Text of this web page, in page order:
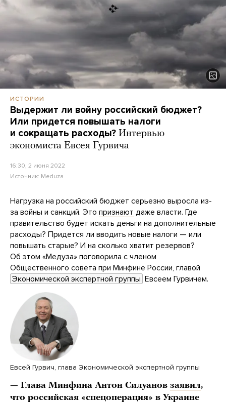
ИСТОРИИ
Выдержит ли войну российский бюджет?
Или придется повышать налоги
и сокращать расходы? Интервью
экономиста Евсея Гурвича
16:30, 2 июня 2022
Источник: Meduza
Нагрузка на российский бюджет серьезно выросла из-
за войны и санкций. Это признают даже власти. Где
правительство будет искать деньги на дополнительные
расходы? Придется ли вводить новые налоги — или
повышать старые? И на сколько хватит резервов?
Об этом «Медуза» поговорила с членом
Общественного совета при Минфине России, главой
Экономической экспертной группы Евсеем Гурвичем.
Евсей Гурвич, глава Экономической экспертной группы
— Глава Минфина Антон Силуанов заявил,
что российская «спецоперация» в Украине